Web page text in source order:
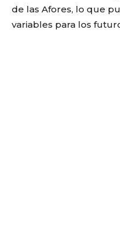
de las Afores, lo que
variables para los